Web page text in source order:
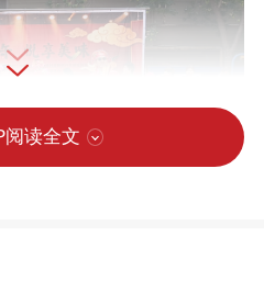
阅读全文